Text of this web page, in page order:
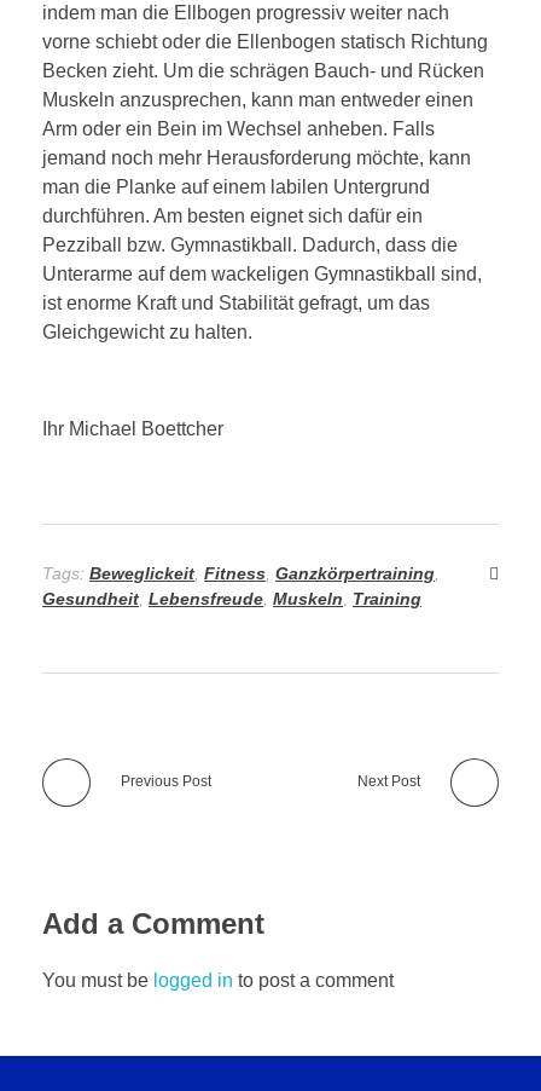
indem man die Ellbogen progressiv weiter nach
vorne schiebt oder die Ellenbogen statisch Richtung
Becken zieht. Um die schrägen Bauch- und Rücken
Muskeln anzusprechen, kann man entweder einen
Arm oder ein Bein im Wechsel anheben. Falls
jemand noch mehr Herausforderung möchte, kann
man die Planke auf einem labilen Untergrund
durchführen. Am besten eignet sich dafür ein
Pezziball bzw. Gymnastikball. Dadurch, dass die
Unterarme auf dem wackeligen Gymnastikball sind,
ist enorme Kraft und Stabilität gefragt, um das
Gleichgewicht zu halten.
Ihr Michael Boettcher
Tags: Beweglickeit Fitness Ganzkörpertraining
Gesundheit Lebensfreude Muskeln Training
Previous Post Next Post
Add a Comment
You must be logged in to post a comment